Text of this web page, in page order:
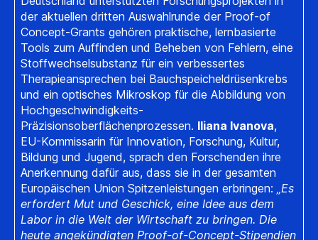
der aktuellen dritten Auswahlrunde der Proof-of
Concept-Grants gehören praktische, lernbasierte
Tools zum Auffinden und Beheben von Fehlern, eine
Stoffwechselsubstanz für ein verbessertes
Therapieansprechen bei Bauchspeicheldrüsenkrebs
und ein optisches Mikroskop für die Abbildung von
Hochgeschwindigkeits-
Präzisionsoberflächenprozessen. Iliana Ivanova,
EU-Kommissarin für Innovation, Forschung, Kultur,
Bildung und Jugend, sprach den Forschenden ihre
Anerkennung dafür aus, dass sie in der gesamten
Europäischen Union Spitzenleistungen erbringen:
„Es
erfordert Mut und Geschick, eine Idee aus dem
Labor in die Welt der Wirtschaft zu bringen. Die
heute angekündigten Proof-of-Concept-Stipendien